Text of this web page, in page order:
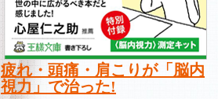
疲れ・頭痛・肩こりが「脳内
視力」で治った!